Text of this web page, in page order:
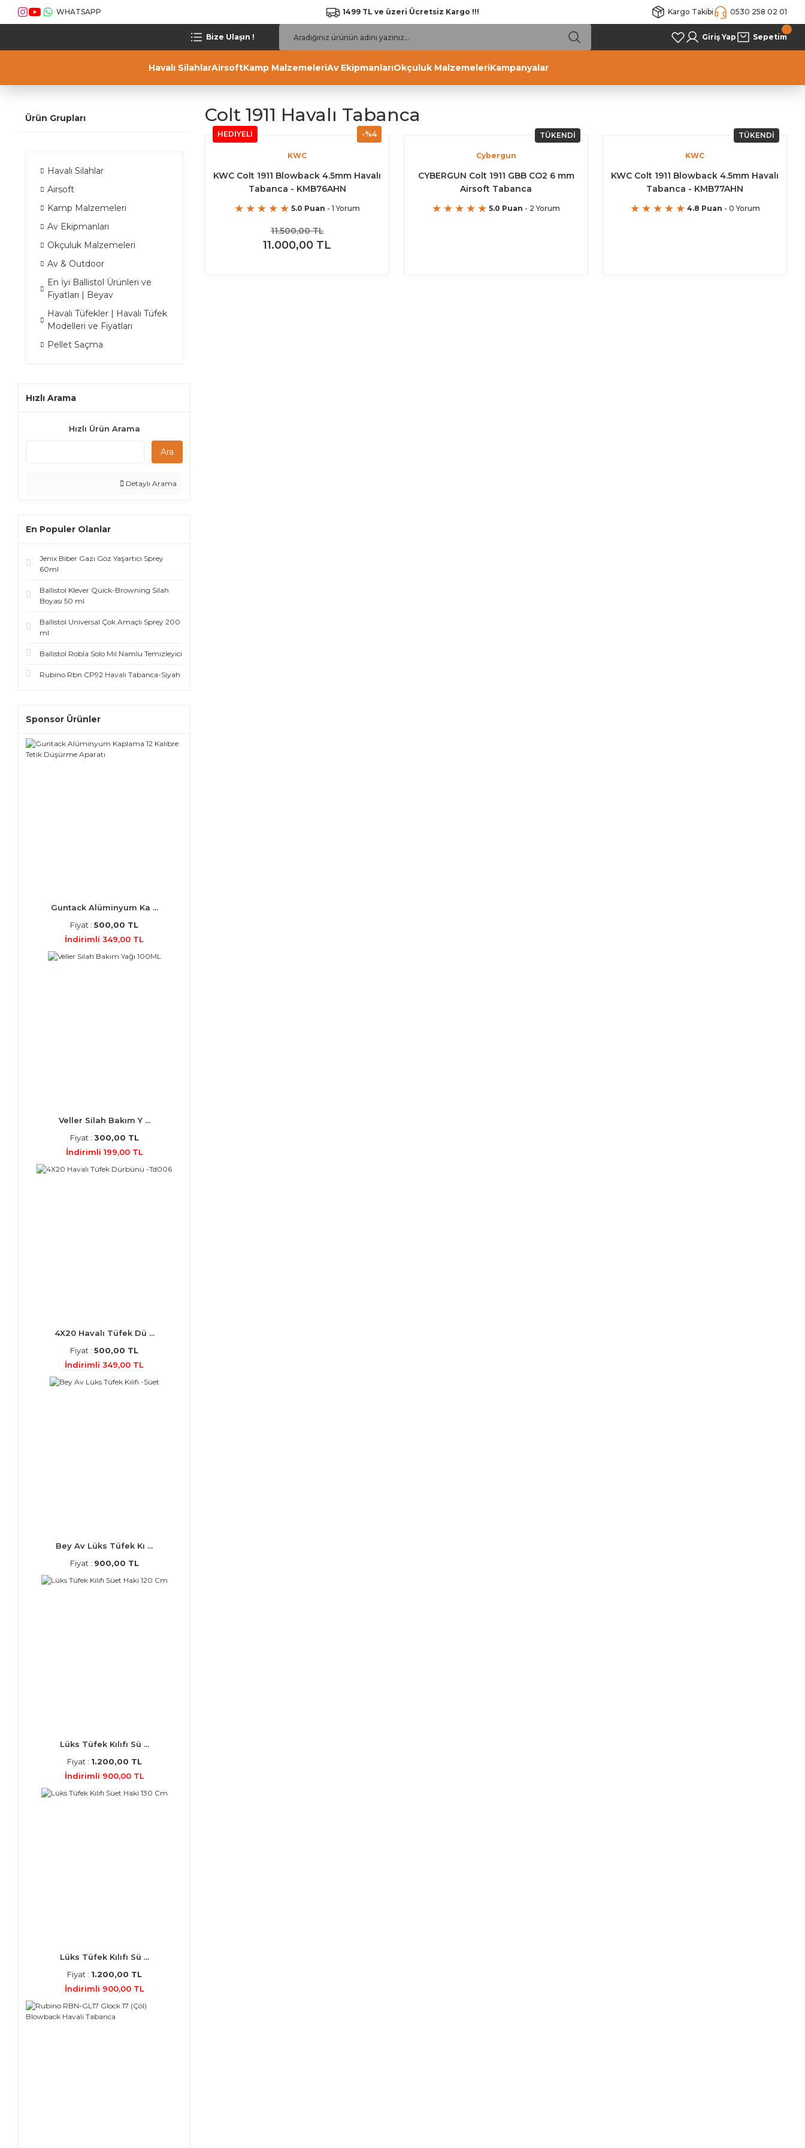
WHATSAPP 1499 TL ve üzeri Ücretsiz Kargo !!! Kargo Takibi 0530 258 02 01
Bize Ulaşın ! Giriş Yap Sepetim
Havalı SilahlarAirsoftKamp MalzemeleriAv EkipmanlarıOkçuluk MalzemeleriKampanyalar
Ürün Grupları
Havalı Silahlar
Airsoft
Kamp Malzemeleri
Av Ekipmanları
Okçuluk Malzemeleri
Av & Outdoor
En İyi Ballistol Ürünleri ve
Fiyatları | Beyav
Havalı Tüfekler | Havalı Tüfek
Modelleri ve Fiyatları
Pellet Saçma
Hızlı Arama
Hızlı Ürün Arama
Ara
Detaylı Arama
En Populer Olanlar
Jenix Biber Gazı Göz Yaşartıcı Sprey
60ml
Ballistol Klever Quick-Browning Silah
Boyası 50 ml
Ballistol Universal Çok Amaçlı Sprey 200
ml
Ballistol Robla Solo Mıl Namlu Temizleyici
Rubino Rbn CP92 Havalı Tabanca-Siyah
Sponsor Ürünler
Guntack Alüminyum Ka ...
Fiyat : 500,00 TL
İndirimli 349,00 TL
Veller Silah Bakım Y ...
Fiyat : 300,00 TL
İndirimli 199,00 TL
4X20 Havalı Tüfek Dü ...
Fiyat : 500,00 TL
İndirimli 349,00 TL
Bey Av Lüks Tüfek Kı ...
Fiyat : 900,00 TL
Lüks Tüfek Kılıfı Sü ...
Fiyat : 1.200,00 TL
İndirimli 900,00 TL
Lüks Tüfek Kılıfı Sü ...
Fiyat : 1.200,00 TL
İndirimli 900,00 TL
Colt 1911 Havalı Tabanca
-%4
HEDİYELİ
KWC
KWC Colt 1911 Blowback 4.5mm Havalı
Tabanca - KMB76AHN
5.0 Puan - 1 Yorum
11.500,00 TL
11.000,00 TL
TÜKENDİ
Cybergun
CYBERGUN Colt 1911 GBB CO2 6 mm
Airsoft Tabanca
5.0 Puan - 2 Yorum
TÜKENDİ
KWC
KWC Colt 1911 Blowback 4.5mm Havalı
Tabanca - KMB77AHN
4.8 Puan - 0 Yorum